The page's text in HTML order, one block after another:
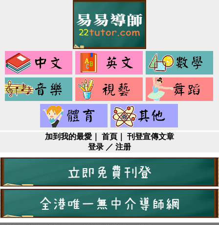
中
文
音
藝
健
身
加到我的最愛 首頁
刊登宣傳文章
登录 ／ 注册